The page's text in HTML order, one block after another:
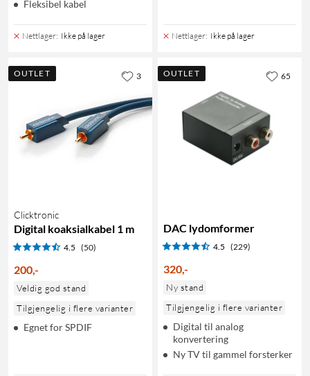
Fleksibel kabel
Nettlager: Ikke på lager Nettlager: Ikke på lager
OUTLET
Clicktronic
Digital koaksialkabel 1 m
4.5 (50)
200,-
Veldig god stand
Tilgjengelig i flere varianter
Egnet for SPDIF
3 OUTLET
DAC lydomformer
4.5 (229)
320,-
Ny stand
Tilgjengelig i flere varianter
Digital til analog
konvertering
Ny TV til gammel forsterker
65